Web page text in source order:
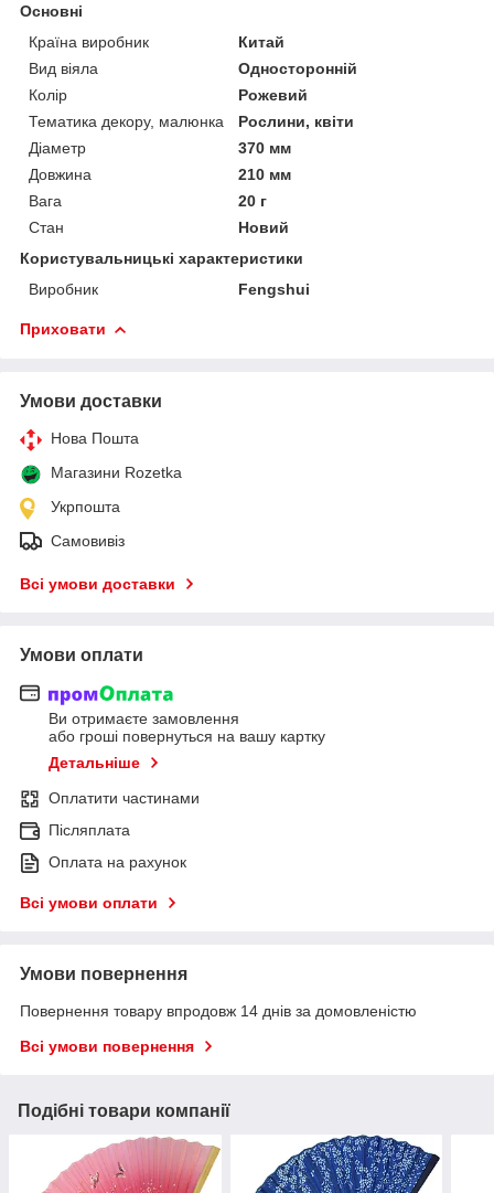
Основні
Країна виробник
Китай
Вид віяла
Односторонній
Колір
Рожевий
Тематика декору, малюнка
Рослини, квіти
Діаметр
370 мм
Довжина
210 мм
Вага
20 г
Стан
Новий
Користувальницькі характеристики
Виробник
Fengshui
Приховати
Умови доставки
Нова Пошта
Магазини Rozetka
Укрпошта
Самовивіз
Всі умови доставки
Умови оплати
Ви отримаєте замовлення
або гроші повернуться на вашу картку
Детальніше
Оплатити частинами
Післяплата
Оплата на рахунок
Всі умови оплати
Умови повернення
Повернення товару впродовж 14 днів за домовленістю
Всі умови повернення
Подібні товари компанії